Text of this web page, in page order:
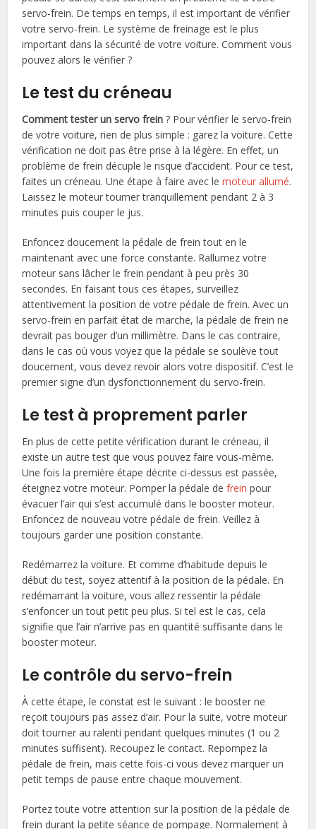
servo-frein. De temps en temps, il est important de vérifier
votre servo-frein. Le système de freinage est le plus
important dans la sécurité de votre voiture. Comment vous
pouvez alors le vérifier ?
Le test du créneau
Comment tester un servo frein ? Pour vérifier le servo-frein
de votre voiture, rien de plus simple : garez la voiture. Cette
vérification ne doit pas être prise à la légère. En effet, un
problème de frein décuple le risque d’accident. Pour ce test,
faites un créneau. Une étape à faire avec lemoteur allumé.
Laissez le moteur tourner tranquillement pendant 2 à 3
minutes puis couper le jus.
Enfoncez doucement la pédale de frein tout en le
maintenant avec une force constante. Rallumez votre
moteur sans lâcher le frein pendant à peu près 30
secondes. En faisant tous ces étapes, surveillez
attentivement la position de votre pédale de frein. Avec un
servo-frein en parfait état de marche, la pédale de frein ne
devrait pas bouger d’un millimètre. Dans le cas contraire,
dans le cas où vous voyez que la pédale se soulève tout
doucement, vous devez revoir alors votre dispositif. C’est le
premier signe d’un dysfonctionnement du servo-frein.
Le test à proprement parler
En plus de cette petite vérification durant le créneau, il
existe un autre test que vous pouvez faire vous-même.
Une fois la première étape décrite ci-dessus est passée,
éteignez votre moteur. Pomper la pédale defrein pour
évacuer l’air qui s’est accumulé dans le booster moteur.
Enfoncez de nouveau votre pédale de frein. Veillez à
toujours garder une position constante.
Redémarrez la voiture. Et comme d’habitude depuis le
début du test, soyez attentif à la position de la pédale. En
redémarrant la voiture, vous allez ressentir la pédale
s’enfoncer un tout petit peu plus. Si tel est le cas, cela
signifie que l’air n’arrive pas en quantité suffisante dans le
booster moteur.
Le contrôle du servo-frein
À cette étape, le constat est le suivant : le booster ne
reçoit toujours pas assez d’air. Pour la suite, votre moteur
doit tourner au ralenti pendant quelques minutes (1 ou 2
minutes suffisent). Recoupez le contact. Repompez la
pédale de frein, mais cette fois-ci vous devez marquer un
petit temps de pause entre chaque mouvement.
Portez toute votre attention sur la position de la pédale de
frein durant la petite séance de pompage. Normalement à